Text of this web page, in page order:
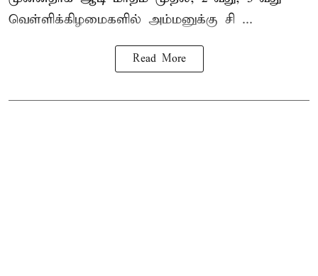
வெள்ளிக்கிழமைகளில் அம்மனுக்கு சி ...
Read More